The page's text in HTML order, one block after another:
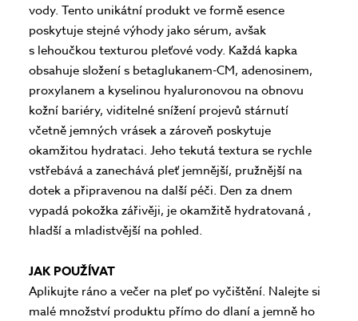
vody. Tento unikátní produkt ve formě esence
poskytuje stejné výhody jako sérum, avšak
s lehoučkou texturou pleťové vody. Každá kapka
obsahuje složení s betaglukanem-CM, adenosinem,
proxylanem a kyselinou hyaluronovou na obnovu
kožní bariéry, viditelné snížení projevů stárnutí
včetně jemných vrásek a zároveň poskytuje
okamžitou hydrataci. Jeho tekutá textura se rychle
vstřebává a zanechává pleť jemnější, pružnější na
dotek a připravenou na další péči. Den za dnem
vypadá pokožka zářivěji, je okamžitě hydratovaná ,
hladší a mladistvější na pohled.
JAK POUŽÍVAT
Aplikujte ráno a večer na pleť po vyčištění. Nalejte si
malé množství produktu přímo do dlaní a jemně ho